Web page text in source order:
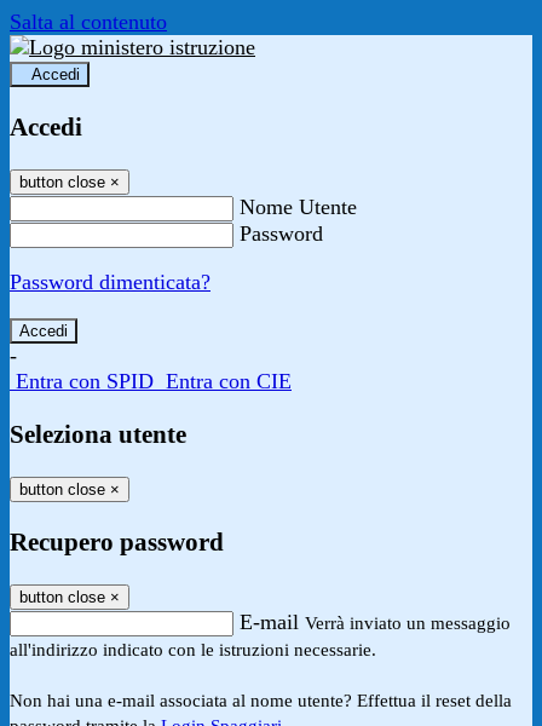
Salta al contenuto
Accedi
Accedi
button close ×
Nome Utente
Password
Password dimenticata?
-
Entra con SPID Entra con CIE
Seleziona utente
button close ×
Recupero password
button close ×
E-mail Verrà inviato un messaggio
all'indirizzo indicato con le istruzioni necessarie.
Non hai una e-mail associata al nome utente? Effettua il reset della